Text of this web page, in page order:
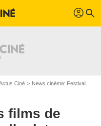
profil search
Ciné News cinéma: Festivals
films de